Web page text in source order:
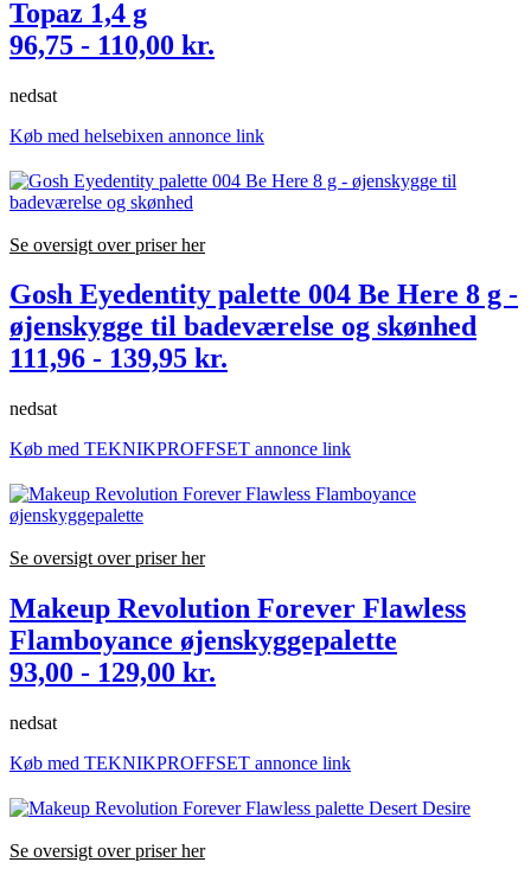
Topaz 1,4 g
96,75 - 110,00 kr.
nedsat
Køb med helsebixen annonce link
Se oversigt over priser her
Gosh Eyedentity palette 004 Be Here 8 g -
øjenskygge til badeværelse og skønhed
111,96 - 139,95 kr.
nedsat
Køb med TEKNIKPROFFSET annonce link
Se oversigt over priser her
Makeup Revolution Forever Flawless
Flamboyance øjenskyggepalette
93,00 - 129,00 kr.
nedsat
Køb med TEKNIKPROFFSET annonce link
Se oversigt over priser her